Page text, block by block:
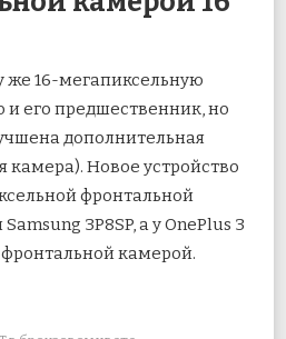
же 16-мегапиксельную
и его предшественник, но
дополнительная
камера). Новое устройство
фронтальной
3P8SP, а у OnePlus 3
камерой.